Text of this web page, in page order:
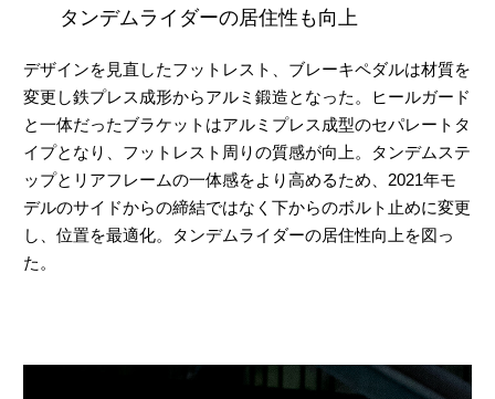
タンデムライダーの居住性も向上
デザインを見直したフットレスト、ブレーキペダルは材質を
変更し鉄プレス成形からアルミ鍛造となった。ヒールガード
と一体だったブラケットはアルミプレス成型のセパレートタ
イプとなり、フットレスト周りの質感が向上。タンデムステ
ップとリアフレームの一体感をより高めるため、2021年モ
デルのサイドからの締結ではなく下からのボルト止めに変更
し、位置を最適化。タンデムライダーの居住性向上を図っ
た。